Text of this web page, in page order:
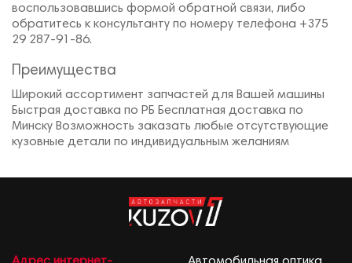
воспользовавшись формой обратной связи, либо
обратитесь к консультанту по номеру телефона +375
29 287-91-86.
Преимущества
Широкий ассортимент запчастей для Вашей машины
Быстрая доставка по РБ Бесплатная доставка по
Минску Возможность заказать любые отсутствующие
кузовные детали по индивидуальным желаниям